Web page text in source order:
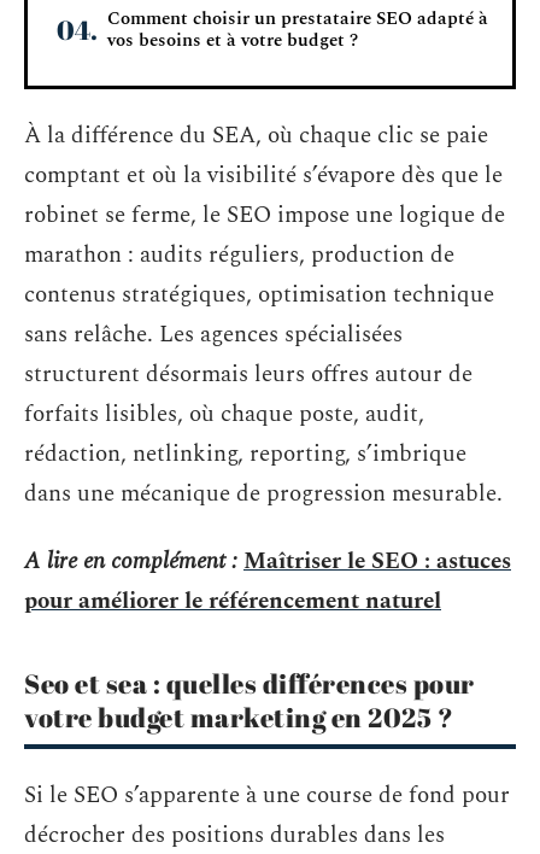
Comment choisir un prestataire SEO adapté à
vos besoins et à votre budget ?
À la différence du SEA, où chaque clic se paie
comptant et où la visibilité s’évapore dès que le
robinet se ferme, le SEO impose une logique de
marathon : audits réguliers, production de
contenus stratégiques, optimisation technique
sans relâche. Les agences spécialisées
structurent désormais leurs offres autour de
forfaits lisibles, où chaque poste, audit,
rédaction, netlinking, reporting, s’imbrique
dans une mécanique de progression mesurable.
A lire en complément :Maîtriser le SEO : astuces
pour améliorer le référencement naturel
Seo et sea : quelles différences pour
votre budget marketing en 2025 ?
Si le SEO s’apparente à une course de fond pour
décrocher des positions durables dans les